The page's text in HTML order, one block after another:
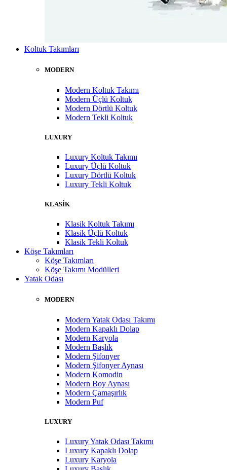
Koltuk Takımları
MODERN
Modern Koltuk Takımı
Modern Üçlü Koltuk
Modern Dörtlü Koltuk
Modern Tekli Koltuk
LUXURY
Luxury Koltuk Takımı
Luxury Üçlü Koltuk
Luxury Dörtlü Koltuk
Luxury Tekli Koltuk
KLASİK
Klasik Koltuk Takımı
Klasik Üçlü Koltuk
Klasik Tekli Koltuk
Köşe Takımları
Köşe Takımları
Köşe Takımı Modülleri
Yatak Odası
MODERN
Modern Yatak Odası Takımı
Modern Kapaklı Dolap
Modern Karyola
Modern Başlık
Modern Şifonyer
Modern Şifonyer Aynası
Modern Komodin
Modern Boy Aynası
Modern Çamaşırlık
Modern Puf
LUXURY
Luxury Yatak Odası Takımı
Luxury Kapaklı Dolap
Luxury Karyola